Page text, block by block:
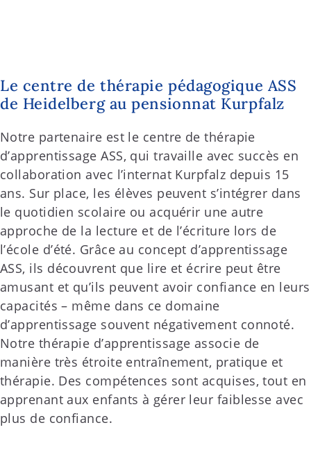
Le centre de thérapie pédagogique ASS
de Heidelberg au pensionnat Kurpfalz
Notre partenaire est le centre de thérapie
d’apprentissage ASS, qui travaille avec succès en
collaboration avec l’internat Kurpfalz depuis 15
ans. Sur place, les élèves peuvent s’intégrer dans
le quotidien scolaire ou acquérir une autre
approche de la lecture et de l’écriture lors de
l’école d’été. Grâce au concept d’apprentissage
ASS, ils découvrent que lire et écrire peut être
amusant et qu’ils peuvent avoir confiance en leurs
capacités – même dans ce domaine
d’apprentissage souvent négativement connoté.
Notre thérapie d’apprentissage associe de
manière très étroite entraînement, pratique et
thérapie. Des compétences sont acquises, tout en
apprenant aux enfants à gérer leur faiblesse avec
plus de confiance.